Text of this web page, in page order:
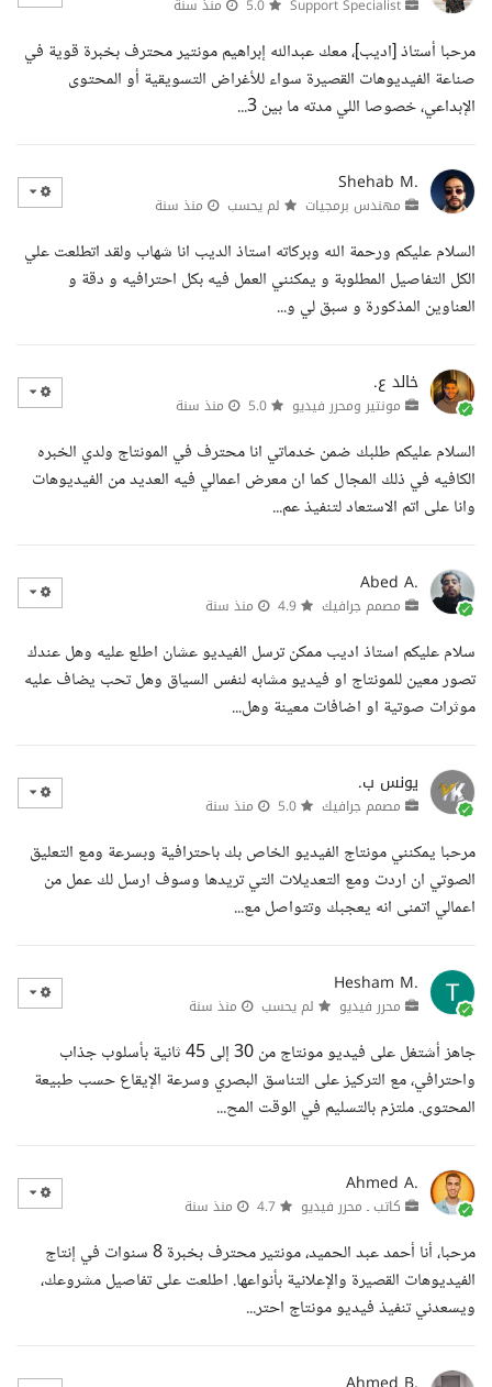
منذ سنة
مرحبا أستاذ [اديب]، معك عبدالله إبراهيم مونتير محترف بخبرة قوية في
صناعة الفيديوهات القصيرة سواء للأغراض التسويقية أو المحتوى
الإبداعي، خصوصا اللي مدته ما بين 3...
Shehab M.
مهندس برمجيات لم يحسب منذ سنة
السلام عليكم ورحمة الله وبركاته استاذ الديب انا شهاب ولقد اتطلعت علي
الكل التفاصيل المطلوبة و يمكنني العمل فيه بكل احترافيه و دقة و
العناوين المذكورة و سبق لي و...
خالد ع.
مونتير ومحرر فيديو منذ سنة
السلام عليكم طلبك ضمن خدماتي انا محترف في المونتاج ولدي الخبره
الكافيه في ذلك المجال كما ان معرض اعمالي فيه العديد من الفيديوهات
وانا على اتم الاستعاد لتنفيذ عم...
Abed A.
مصمم جرافيك منذ سنة
سلام عليكم استاذ اديب ممكن ترسل الفيديو عشان اطلع عليه وهل عندك
تصور معين للمونتاج او فيديو مشابه لنفس السياق وهل تحب يضاف عليه
موثرات صوتية او اضافات معينة وهل...
يونس ب.
مصمم جرافيك منذ سنة
مرحبا يمكنني مونتاج الفيديو الخاص بك باحترافية وبسرعة ومع التعليق
الصوتي ان اردت ومع التعديلات التي تريدها وسوف ارسل لك عمل من
اعمالي اتمنى انه يعجبك وتتواصل مع...
Hesham M.
محرر فيديو لم يحسب منذ سنة
جاهز أشتغل على فيديو مونتاج من 30 إلى 45 ثانية بأسلوب جذاب
واحترافي، مع التركيز على التناسق البصري وسرعة الإيقاع حسب طبيعة
المحتوى. ملتزم بالتسليم في الوقت المح...
Ahmed A.
كاتب ـ محرر فيديو منذ سنة
مرحبا، أنا أحمد عبد الحميد، مونتير محترف بخبرة 8 سنوات في إنتاج
الفيديوهات القصيرة والإعلانية بأنواعها. اطلعت على تفاصيل مشروعك،
ويسعدني تنفيذ فيديو مونتاج احتر...